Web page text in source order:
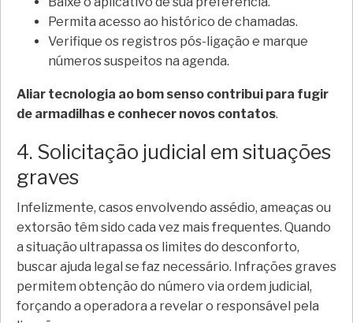
Permita acesso ao histórico de chamadas.
Verifique os registros pós-ligação e marque
números suspeitos na agenda.
Aliar tecnologia ao bom senso contribui para fugir
de armadilhas e conhecer novos contatos.
4. Solicitação judicial em situações
graves
Infelizmente, casos envolvendo assédio, ameaças ou
extorsão têm sido cada vez mais frequentes. Quando
a situação ultrapassa os limites do desconforto,
buscar ajuda legal se faz necessário. Infrações graves
permitem obtenção do número via ordem judicial,
forçando a operadora a revelar o responsável pela